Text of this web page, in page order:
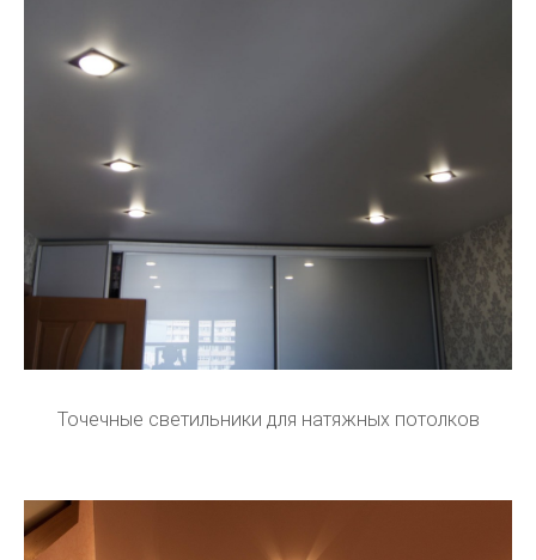
Точечные светильники для натяжных потолков